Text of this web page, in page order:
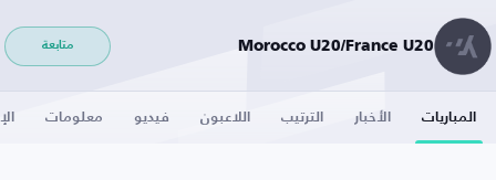
Morocco U20/France U20 متابعة
المباريات الأخبار الترتيب اللاعبون فيديو معلومات